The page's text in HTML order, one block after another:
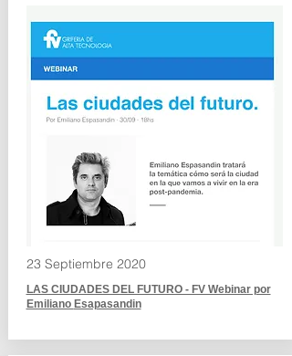
23 Septiembre 2020
LAS CIUDADES DEL FUTURO - FV Webinar por
Emiliano Esapasandin